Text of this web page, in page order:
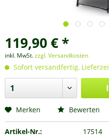
119,90 € *
inkl. MwSt.zzgl. Versandkosten
Sofort versandfertig,
Merken Bewerten
Artikel-Nr.: 17514